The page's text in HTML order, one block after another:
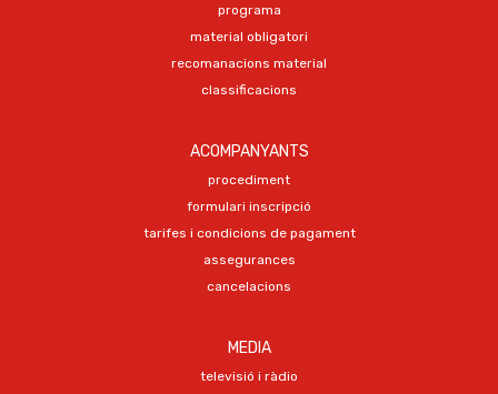
programa
material obligatori
recomanacions material
classificacions
ACOMPANYANTS
procediment
formulari inscripció
tarifes i condicions de pagament
assegurances
cancelacions
MEDIA
televisió i ràdio